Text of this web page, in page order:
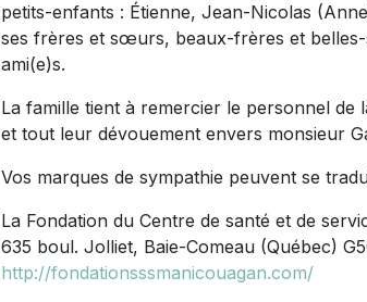
petits-enfants : Étienne, Jean-Nicolas
ses frères et sœurs, beaux-frères et
ami(e)s.
La famille tient à remercier le personnel de
et tout leur dévouement envers monsieur
Vos marques de sympathie peuvent se
La Fondation du Centre de santé et de
635 boul. Jolliet, Baie-Comeau (Québec)
http://fondationsssmanicouagan.com/